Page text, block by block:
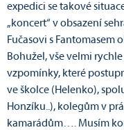
expedici se takové
„koncert“ v obsazení
Fučasovi s Fantomasem
Bohužel, vše velmi
vzpomínky, které
ve školce (Helenko),
Honzíku..), kolegům v
kamarádům…. Musím